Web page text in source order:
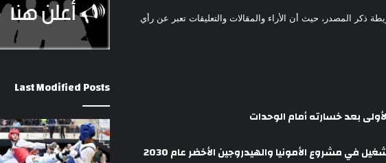
ذكر المصدر، حيث أن الأراء والمقالات والتعليقات تعبر عن رأي
بعد خسارته أمام الوحدات
في مشروع الأمونيا والهيدروجين الأخضر عام 2030
Last Modified Posts